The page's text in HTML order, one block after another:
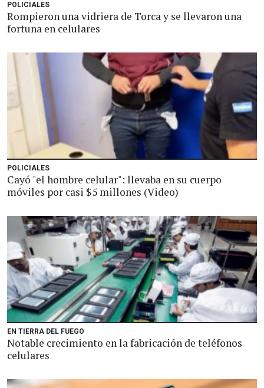
POLICIALES
Rompieron una vidriera de Torca y se llevaron una
fortuna en celulares
POLICIALES
Cayó "el hombre celular": llevaba en su cuerpo
móviles por casi $5 millones (Video)
EN TIERRA DEL FUEGO
Notable crecimiento en la fabricación de teléfonos
celulares